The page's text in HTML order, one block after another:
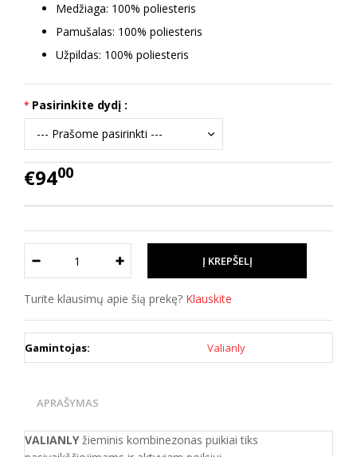
Medžiaga: 100% poliesteris
Pamušalas: 100% poliesteris
Užpildas: 100% poliesteris
Pasirinkite dydį :
€9400
Turite klausimų apie šią prekę? Klauskite
Gamintojas: Valianly
APRAŠYMAS
VALIANLYžieminis kombinezonas puikiai tiks